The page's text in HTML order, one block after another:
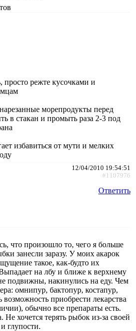
просто режте кусочками и
морепродукты перед
в стакан и промыть раза 2-3 под
избавиться от мути и мелких
12/04/2010 19:54:51
#1107976
Ответить
что произошло то, чего я больше
занесли заразу. У моих акарок
такое, как-будто их
на лбу и ближе к верхнему
подвижны, накинулись на еду. Чем
омнипур, бактопур, костапур,
приобрести лекарства
обычно все препараты есть.
хочется терять рыбок из-за своей
глупости.